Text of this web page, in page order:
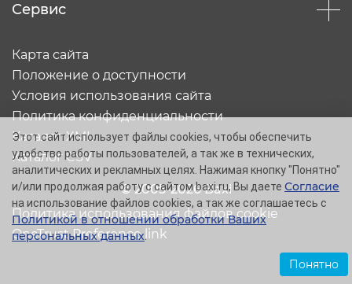
Сервис
© 2005-2026 Baxi
Карта сайта
Положение о доступности
Условия использования сайта
Политика конфиденциальности
Каталог XML
Каталог CSV
Политика использования файлов cookie
OneTrust Preference link
Этот сайт использует файлы cookies, чтобы обеспечить
удобство работы пользователей, а так же в технических,
аналитических и рекламных целях. Нажимая кнопку "Понятно"
и/или продолжая работу с сайтом baxi.ru, Вы даете Согласие
на использование файлов cookies, а так же соглашаетесь с
Политикой в отношении обработки Ваших
персональных данных.
Понятно